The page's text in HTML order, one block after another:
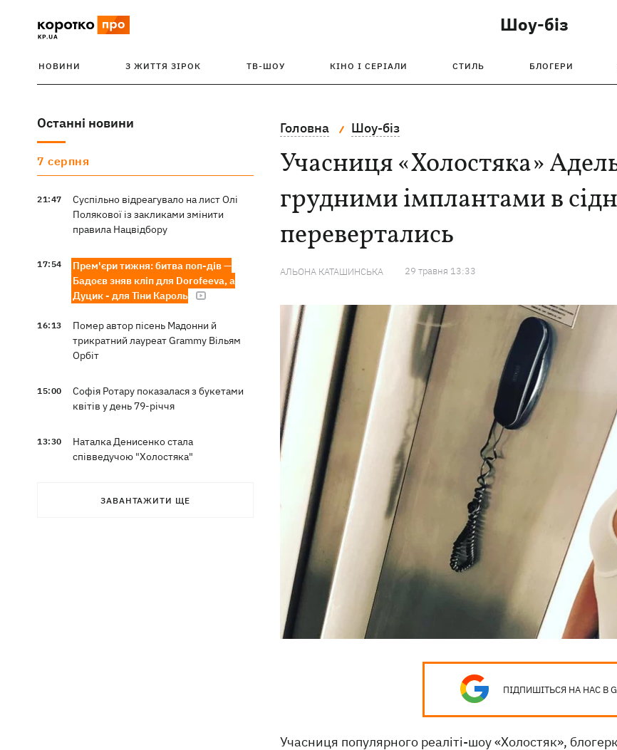
Шоу-біз
НОВИНИ З ЖИТТЯ ЗІРОК ТВ-ШОУ КІНО І СЕРІАЛИ СТИЛЬ БЛОГЕРИ
Останні новини
7 серпня
21:47
Суспільно відреагувало на лист Олі
Полякової із закликами змінити
правила Нацвідбору
17:54
Прем'єри тижня: битва поп-дів —
Бадоєв зняв кліп для Dorofeeva, а
Дуцик - для Тіни Кароль
16:13
Помер автор пісень Мадонни й
трикратний лауреат Grammy Вільям
Орбіт
15:00
Софія Ротару показалася з букетами
квітів у день 79-річчя
13:30
Наталка Денисенко стала
співведучою "Холостяка"
тренеркою дорослого "Голосу"
ЗАВАНТАЖИТИ ЩЕ
Головна Шоу-біз
Учасниця «Холостяка»
грудними імплантами в
перевертались
АЛЬОНА КАТАШИНСЬКА 29 травня 13:33
ПІДПИШІТЬСЯ НА НАС В
Учасниця популярного реаліті-шоу «Холостяк»,